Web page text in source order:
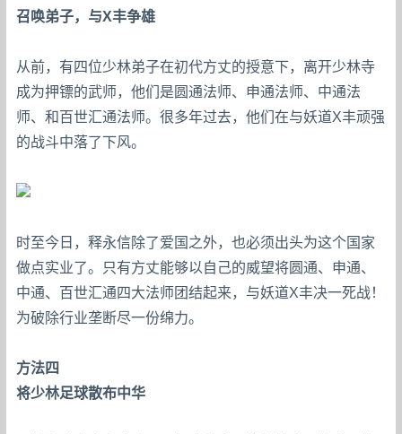
召唤弟子，与X丰争雄
从前，有四位少林弟子在初代方丈的授意下，离开少林寺
成为押镖的武师，他们是圆通法师、申通法师、中通法
师、和百世汇通法师。很多年过去，他们在与妖道X丰顽强
的战斗中落了下风。
时至今日，释永信除了爱国之外，也必须出头为这个国家
做点实业了。只有方丈能够以自己的威望将圆通、申通、
中通、百世汇通四大法师团结起来，与妖道X丰决一死战！
为破除行业垄断尽一份绵力。
方法四
将少林足球散布中华